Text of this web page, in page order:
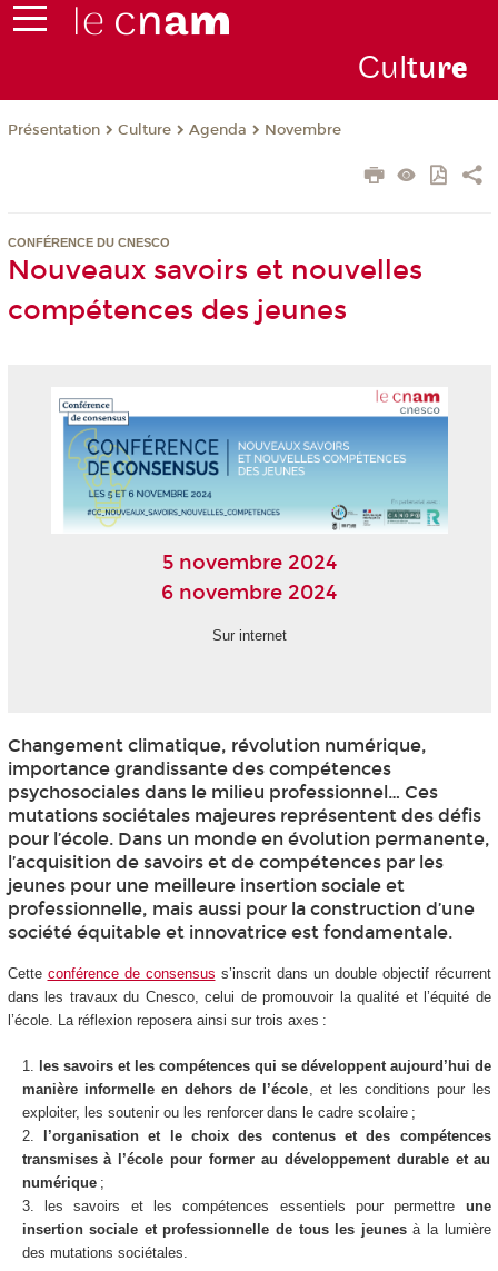
Culture
Présentation Culture Agenda Novembre
CONFÉRENCE DU CNESCO
Nouveaux savoirs et nouvelles
compétences des jeunes
5 novembre 2024
6 novembre 2024
Sur internet
Changement climatique, révolution numérique,
importance grandissante des compétences
psychosociales dans le milieu professionnel… Ces
mutations sociétales majeures représentent des défis
pour l’école. Dans un monde en évolution permanente,
l’acquisition de savoirs et de compétences par les
jeunes pour une meilleure insertion sociale et
professionnelle, mais aussi pour la construction d’une
société équitable et innovatrice est fondamentale.
Cette conférence de consensus s’inscrit dans un double objectif récurrent
dans les travaux du Cnesco, celui de promouvoir la qualité et l’équité de
l’école. La réflexion reposera ainsi sur trois axes :
les savoirs et les compétences qui se développent aujourd’hui de
manière informelle en dehors de l’école , et les conditions pour les
exploiter, les soutenir ou les renforcer dans le cadre scolaire ;
l’organisation et le choix des contenus et des compétences
transmises à l’école pour former au développement durable et au
numérique;
les savoirs et les compétences essentiels pour permettre une
insertion sociale et professionnelle de tous les jeunesà la lumière
des mutations sociétales.